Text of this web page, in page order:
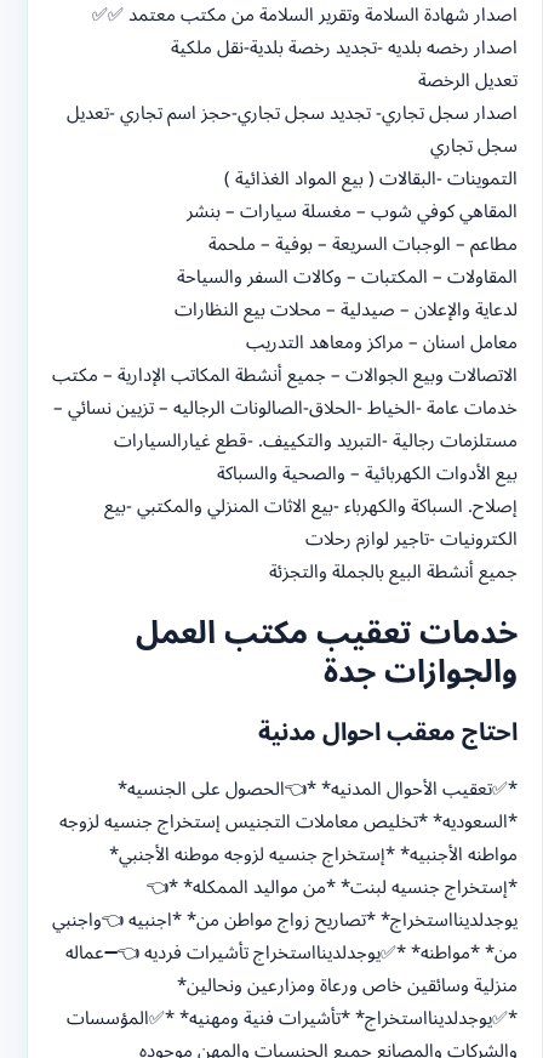
اصدار شهادة السلامة وتقرير السلامة من مكتب معتمد ✅✅
اصدار رخصه بلديه -تجديد رخصة بلدية-نقل ملكية
تعديل الرخصة
اصدار سجل تجاري- تجديد سجل تجاري-حجز اسم تجاري -تعديل
سجل تجاري
التموينات -البقالات ( بيع المواد الغذائية )
المقاهي كوفي شوب – مغسلة سيارات – بنشر
مطاعم – الوجبات السريعة – بوفية – ملحمة
المقاولات – المكتبات – وكالات السفر والسياحة
لدعاية والإعلان – صيدلية – محلات بيع النظارات
معامل اسنان – مراكز ومعاهد التدريب
الاتصالات وبيع الجوالات – جميع أنشطة المكاتب الإدارية – مكتب
خدمات عامة -الخياط -الحلاق-الصالونات الرجاليه – تزيين نسائي –
مستلزمات رجالية -التبريد والتكييف. -قطع غيارالسيارات
بيع الأدوات الكهربائية – والصحية والسباكة
إصلاح. السباكة والكهرباء -بيع الاثات المنزلي والمكتبي -بيع
الكترونيات -تاجير لوازم رحلات
جميع أنشطة البيع بالجملة والتجزئة
خدمات تعقيب مكتب العمل
والجوازات جدة
احتاج معقب احوال مدنية
*✅تعقيب الأحوال المدنيه* *👈الحصول على الجنسيه*
*السعوديه* *تخليص معاملات التجنيس إستخراج جنسيه لزوجه
مواطنه الأجنبيه* *إستخراج جنسيه لزوجه موطنه الأجنبي*
*إستخراج جنسيه لبنت* *من مواليد الممكله* *👈
يوجدلدينااستخراج* *تصاريح زواج مواطن من* *اجنبيه 👈واجنبي
من* *مواطنه* *✅يوجدلدينااستخراج تأشيرات فرديه 👈➖عماله
منزلية وسائقين خاص ورعاة ومزارعين ونحالين*
*✅يوجدلدينااستخراج* *تأشيرات فنية ومهنيه* *✅المؤسسات